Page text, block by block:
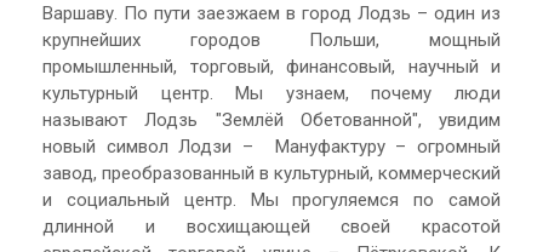
Варшаву. По пути заезжаем в город Лодзь – один из
крупнейших городов Польши, мощный
промышленный, торговый, финансовый, научный и
культурный центр. Мы узнаем, почему люди
называют Лодзь "Землёй Обетованной", увидим
новый символ Лодзи – Мануфактуру – огромный
завод, преобразованный в культурный, коммерческий
и социальный центр. Мы прогуляемся по самой
длинной и восхищающей своей красотой